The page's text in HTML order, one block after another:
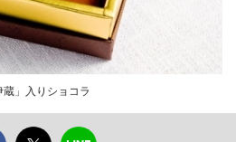
」入りショコラ